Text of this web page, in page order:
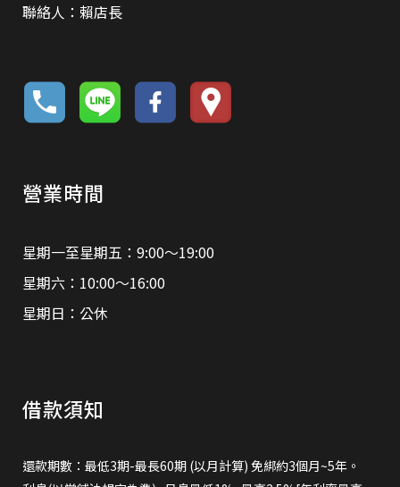
聯絡人：賴店長
營業時間
星期一至星期五：9:00～19:00
星期六：10:00～16:00
星期日：公休
借款須知
還款期數：最低3期-最長60期 (以月計算) 免綁約3個月~5年。